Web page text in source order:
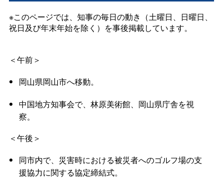
※このページでは、知事の毎日の動き（土曜日、日曜日、
祝日及び年末年始を除く）を事後掲載しています。
＜午前＞
岡山県岡山市へ移動。
中国地方知事会で、林原美術館、岡山県庁舎を視
察。
＜午後＞
同市内で、災害時における被災者へのゴルフ場の支
援協力に関する協定締結式。